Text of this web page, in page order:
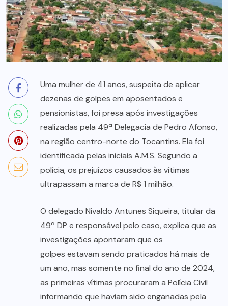
Uma mulher de 41 anos, suspeita de aplicar
dezenas de golpes em aposentados e
pensionistas, foi presa após investigações
realizadas pela 49ª Delegacia de Pedro Afonso,
na região centro-norte do Tocantins. Ela foi
identificada pelas iniciais A.M.S. Segundo a
polícia, os prejuízos causados às vítimas
ultrapassam a marca de R$ 1 milhão.
O delegado Nivaldo Antunes Siqueira, titular da
49ª DP e responsável pelo caso, explica que as
investigações apontaram que os
golpes estavam sendo praticados há mais de
um ano, mas somente no final do ano de 2024,
as primeiras vítimas procuraram a Polícia Civil
informando que haviam sido enganadas pela